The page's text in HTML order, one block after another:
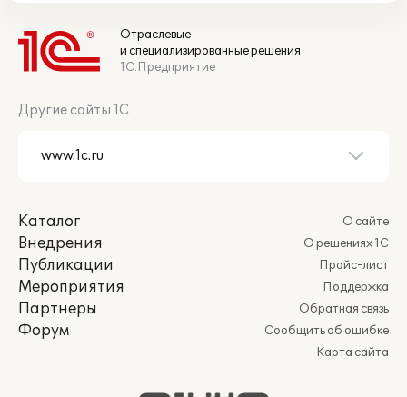
Отраслевые
и специализированные решения
1С:Предприятие
Другие сайты 1С
Каталог
Внедрения
Публикации
Мероприятия
Партнеры
Форум
О сайте
О решениях 1С
Прайс-лист
Поддержка
Обратная связь
Сообщить об ошибке
Карта сайта